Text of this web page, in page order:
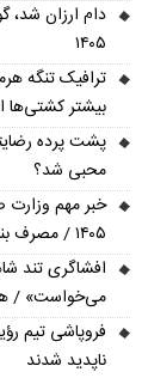
دام ارزان شد،
۱۴۰۵
بیشتر کشتی‌ها
پشت پرده
محبی شد؟
۱۴۰۵ / مصرف بنزین خودروها به ۵ لیتر می‌رسد؟
می‌خواست» /
ناپدید شدند